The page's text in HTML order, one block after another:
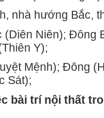
nhà hướng Bắc,
(Diên Niên); Đông
Y);
Mệnh); Đông
Sát);
bài trí nội thất